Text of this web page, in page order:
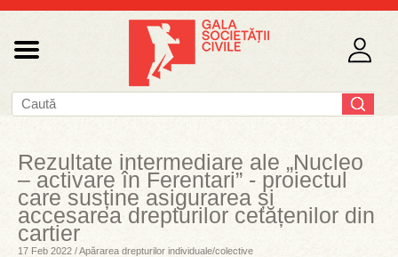
Rezultate intermediare ale „Nucleo
– activare în Ferentari” - proiectul
care susține asigurarea și
accesarea drepturilor cetățenilor din
cartier
17 Feb 2022 / Apărarea drepturilor individuale/colective